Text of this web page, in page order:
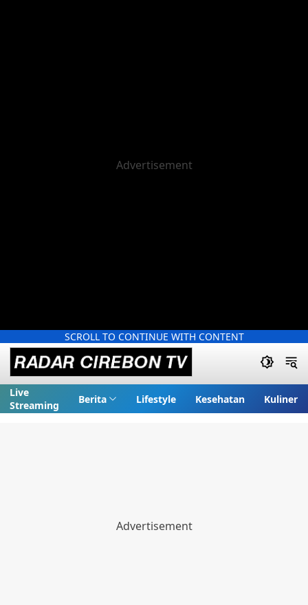
SCROLL TO CONTINUE WITH CONTENT
Live
Streaming
Berita Lifestyle Kesehatan Kuliner